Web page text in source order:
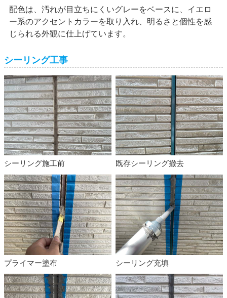
配色は、汚れが目立ちにくいグレーをベースに、イエロ
ー系のアクセントカラーを取り入れ、明るさと個性を感
じられる外観に仕上げています。
シーリング工事
シーリング施工前 既存シーリング撤去
プライマー塗布 シーリング充填